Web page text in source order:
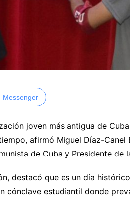
Messenger
joven más antigua de
afirmó Miguel Díaz-Canel
de Cuba y Presidente de
destacó que es un día
cónclave estudiantil donde